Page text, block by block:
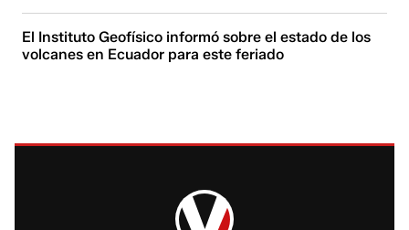
El Instituto Geofísico informó sobre el estado de los
volcanes en Ecuador para este feriado